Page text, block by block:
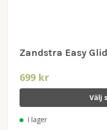
Zandstra Easy
699 kr
Välj
I lager